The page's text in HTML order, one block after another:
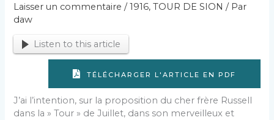
Laisser un commentaire /1916,TOUR DE SION / Par
daw
Listen to this article
TÉLÉCHARGER L'ARTICLE EN PDF
J’ai l’intention, sur la proposition du cher frère Russell
dans la » Tour » de Juillet, dans son merveilleux et